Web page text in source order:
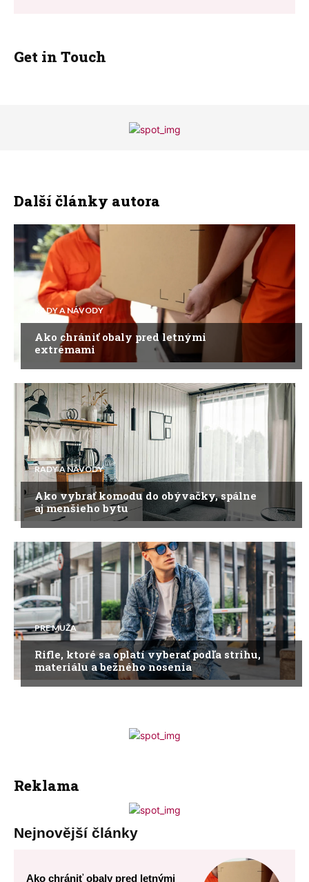
Get in Touch
Další články autora
RADY A NÁVODY
Ako chrániť obaly pred letnými
extrémami
RADY A NÁVODY
Ako vybrať komodu do obývačky, spálne
aj menšieho bytu
PRE MUŽA
Rifle, ktoré sa oplatí vyberať podľa strihu,
materiálu a bežného nosenia
Reklama
Nejnovější články
Ako chrániť obaly pred letnými